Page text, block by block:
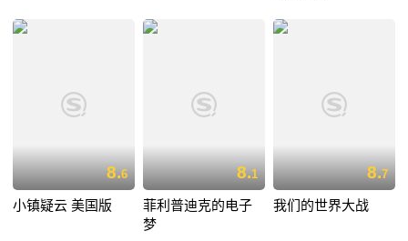
8.6
小镇疑云 美国版
8.1
菲利普迪克的电子
梦
8.7
我们的世界大战